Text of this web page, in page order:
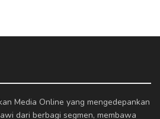
Media Online yang mengedepankan
dari berbagi segmen, membawa